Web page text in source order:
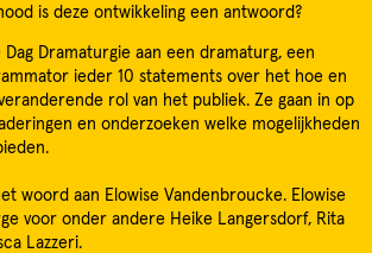
is deze ontwikkeling een antwoord?
Dramaturgie aan een dramaturg, een
ieder 10 statements over het hoe en
rol van het publiek. Ze gaan in op
en onderzoeken welke mogelijkheden
woord aan Elowise Vandenbroucke. Elowise
voor onder andere Heike Langersdorf, Rita
Lazzeri.